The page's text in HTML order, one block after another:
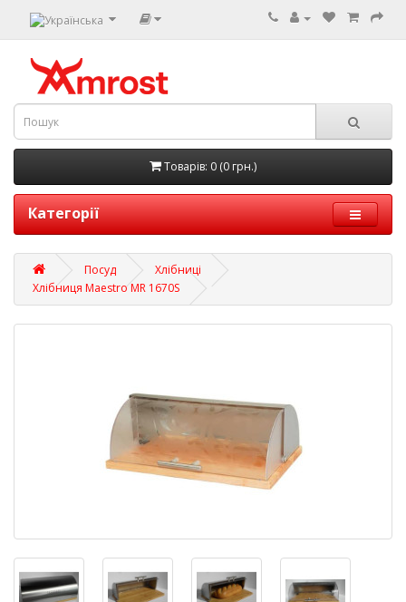
Товарів: 0 (0 грн.)
Категорії
Посуд
Хлібниці
Хлібниця Maestro MR 1670S